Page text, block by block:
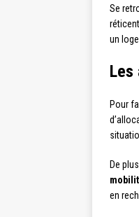
Se
un
Les
Pour
De
en